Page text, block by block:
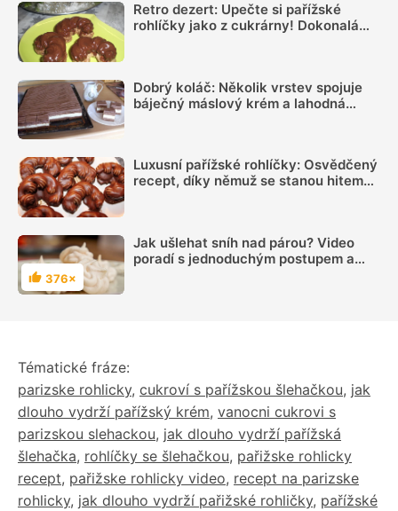
Retro dezert: Upečte si pařížské
rohlíčky jako z cukrárny! Dokonalá
Dobrý koláč: Několik vrstev spojuje
báječný máslový krém a lahodná
Luxusní pařížské rohlíčky: Osvědčený
recept, díky němuž se stanou hitem
Hodnocení
376×
Jak ušlehat sníh nad párou? Video
poradí s jednoduchým postupem a
Tématické fráze:
parizske rohlicky, cukroví s pařížskou šlehačkou, jak
dlouho vydrží pařížský krém, vanocni cukrovi s
parizskou slehackou, jak dlouho vydrží pařížská
šlehačka, rohlíčky se šlehačkou, pařižske rohlicky
recept, pařižske rohlicky video, recept na parizske
rohlicky, jak dlouho vydrží pařižské rohličky, pařížské